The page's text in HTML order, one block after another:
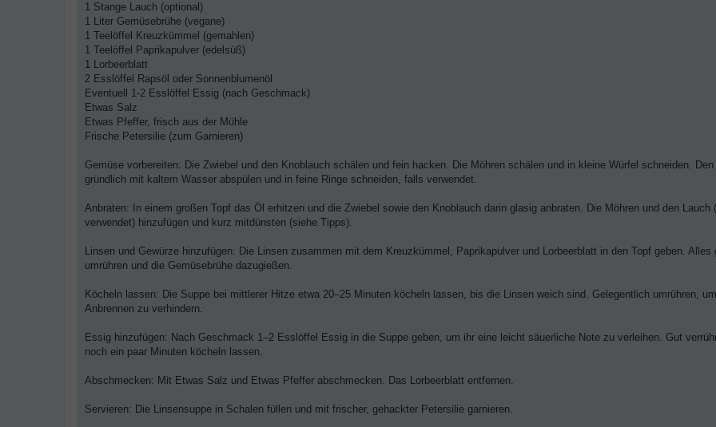
1 Stange Lauch (optional)
1 Liter Gemüsebrühe (vegane)
1 Teelöffel Kreuzkümmel (gemahlen)
1 Teelöffel Paprikapulver (edelsüß)
1 Lorbeerblatt
2 Esslöffel Rapsöl oder Sonnenblumenöl
Eventuell 1-2 Esslöffel Essig (nach Geschmack)
Etwas Salz
Etwas Pfeffer, frisch aus der Mühle
Frische Petersilie (zum Garnieren)
Gemüse vorbereiten: Die Zwiebel und den Knoblauch schälen und fein hacken. Die Möhren schälen und in kleine Würfel schneiden. Den
gründlich mit kaltem Wasser abspülen und in feine Ringe schneiden, falls verwendet.
Anbraten: In einem großen Topf das Öl erhitzen und die Zwiebel sowie den Knoblauch darin glasig anbraten. Die Möhren und den Lauch
verwendet) hinzufügen und kurz mitdünsten (siehe Tipps).
Linsen und Gewürze hinzufügen: Die Linsen zusammen mit dem Kreuzkümmel, Paprikapulver und Lorbeerblatt in den Topf geben. Alles
umrühren und die Gemüsebrühe dazugießen.
Köcheln lassen: Die Suppe bei mittlerer Hitze etwa 20–25 Minuten köcheln lassen, bis die Linsen weich sind. Gelegentlich umrühren,
Anbrennen zu verhindern.
Essig hinzufügen: Nach Geschmack 1–2 Esslöffel Essig in die Suppe geben, um ihr eine leicht säuerliche Note zu verleihen. Gut
noch ein paar Minuten köcheln lassen.
Abschmecken: Mit Etwas Salz und Etwas Pfeffer abschmecken. Das Lorbeerblatt entfernen.
Servieren: Die Linsensuppe in Schalen füllen und mit frischer, gehackter Petersilie garnieren.